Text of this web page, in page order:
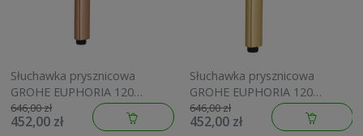
Słuchawka prysznicowa
GROHE EUPHORIA 120
brushed warm sunset
134883DL00
646,00 zł
452,00 zł
Słuchawka prysznicowa
GROHE EUPHORIA 120
brushed cool sunrise
134883GN00
646,00 zł
452,00 zł